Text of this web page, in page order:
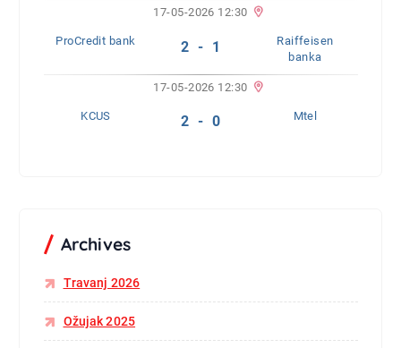
17-05-2026 12:30
ProCredit bank 2 - 1
Raiffeisen
banka
17-05-2026 12:30
KCUS 2 - 0 Mtel
Archives
Travanj 2026
Ožujak 2025